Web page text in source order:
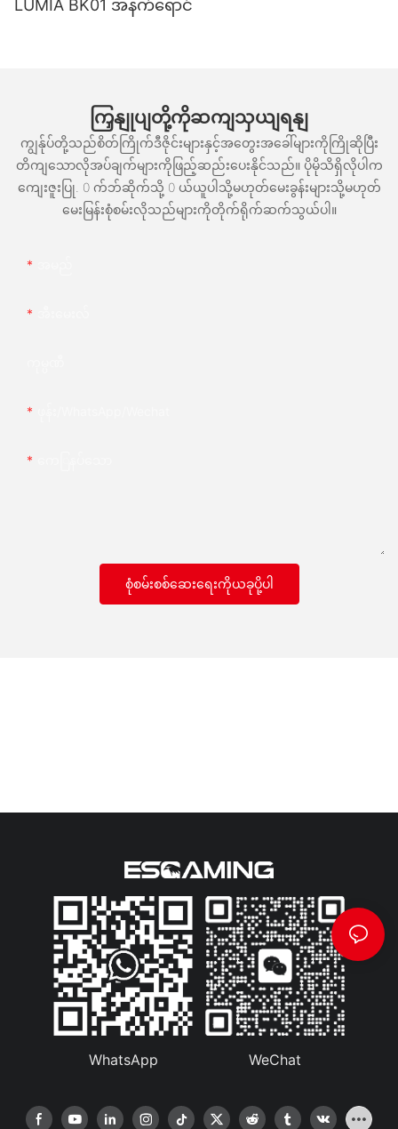
LUMIA BK01 အနက်ရောင်
ကြှနျုပျတို့ကိုဆကျသှယျရနျ
ကျွန်ုပ်တို့သည်စိတ်ကြိုက်ဒီဇိုင်းများနှင့်အတွေးအခေါ်များကိုကြိုဆိုပြီး
တိကျသောလိုအပ်ချက်များကိုဖြည့်ဆည်းပေးနိုင်သည်။ ပိုမိုသိရှိလိုပါက
ကျေးဇူးပြု. 0 က်ဘ်ဆိုက်သို့ 0 ယ်ယူပါသို့မဟုတ်မေးခွန်းများသို့မဟုတ်
မေးမြန်းစုံစမ်းလိုသည်များကိုတိုက်ရိုက်ဆက်သွယ်ပါ။
စုံစမ်းစစ်ဆေးရေးကိုယခုပို့ပါ
WhatsApp WeChat